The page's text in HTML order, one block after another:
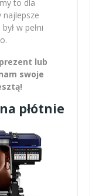
to dla
najlepsze
w pełni
lub
swoje
płótnie